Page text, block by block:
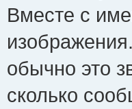
Вместе с
обычно это
сколько